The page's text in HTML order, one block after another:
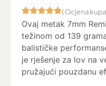
( Ocjena
Ovaj metak 7mm
težinom od 139
balističke
je rješenje za lov na
pružajući pouzdanu